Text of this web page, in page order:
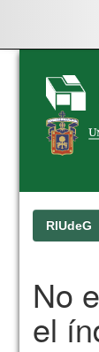
Skip
navigation
RIUdeG
No
el